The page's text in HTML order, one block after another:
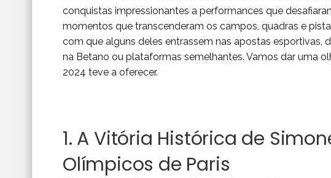
conquistas impressionantes a performances que
momentos que transcenderam os campos, quadras e
com que alguns deles entrassem nas apostas esportivas,
na Betano ou plataformas semelhantes. Vamos dar uma
2024 teve a oferecer.
1. A Vitória Histórica de
Olímpicos de Paris